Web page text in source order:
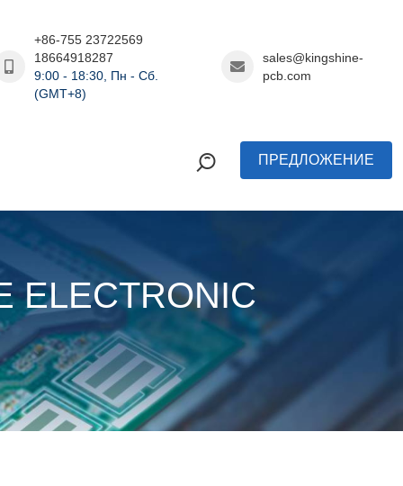
+86-755 23722569
18664918287
9:00 - 18:30, Пн - Сб.
(GMT+8)
sales@kingshine-
pcb.com
ПРЕДЛОЖЕНИЕ
ELECTRONIC